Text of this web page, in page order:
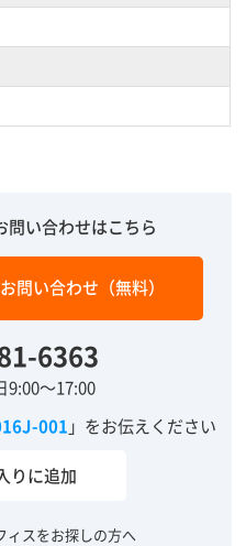
問い合わせはこちら
問い合わせ（無料）
6363
9:00～17:00
001 」をお伝えください
りに追加
スをお探しの方へ